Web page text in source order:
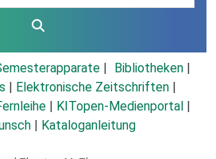
Bibliotheken
Elektronische Zeitschriften
KITopen-Medienportal
Kataloganleitung